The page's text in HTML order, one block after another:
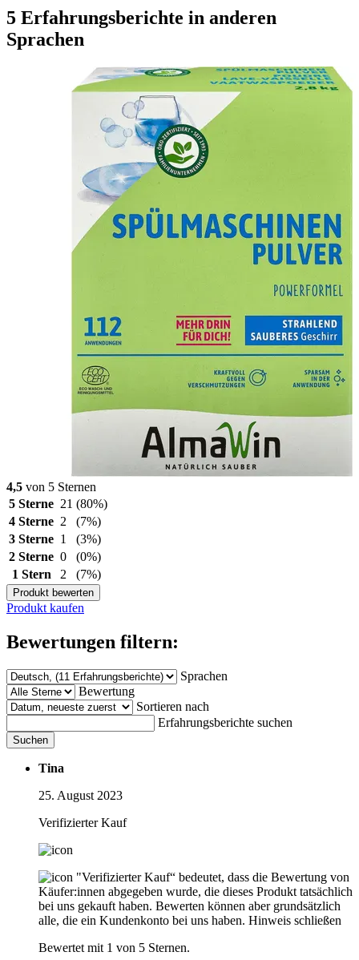
5 Erfahrungsberichte in anderen
Sprachen
4,5 von 5 Sternen
5 Sterne 21 (80%)
4 Sterne 2
(7%)
3 Sterne 1
(3%)
2 Sterne 0
(0%)
1 Stern
2 (7%)
Produkt bewerten
Produkt kaufen
Bewertungen filtern:
Sprachen
Bewertung
Sortieren nach
Erfahrungsberichte suchen
Suchen
Tina
25. August 2023
Verifizierter Kauf
"Verifizierter Kauf“ bedeutet, dass die Bewertung von
Käufer:innen abgegeben wurde, die dieses Produkt tatsächlich
bei uns gekauft haben. Bewerten können aber grundsätzlich
alle, die ein Kundenkonto bei uns haben. Hinweis schließen
Bewertet mit 1 von 5 Sternen.